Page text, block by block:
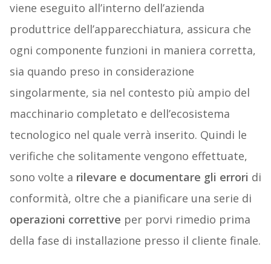
viene eseguito all’interno dell’azienda
produttrice dell’apparecchiatura, assicura che
ogni componente funzioni in maniera corretta,
sia quando preso in considerazione
singolarmente, sia nel contesto più ampio del
macchinario completato e dell’ecosistema
tecnologico nel quale verrà inserito. Quindi le
verifiche che solitamente vengono effettuate,
sono volte a rilevare e documentare gli errori di
conformità, oltre che a pianificare una serie di
operazioni correttive per porvi rimedio prima
della fase di installazione presso il cliente finale.